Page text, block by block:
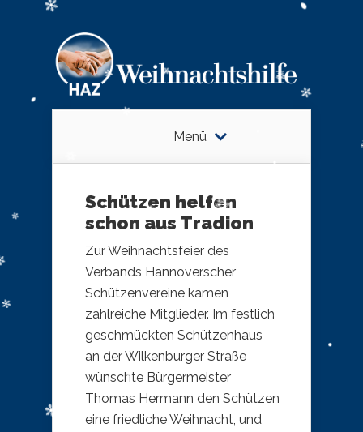
Menü
Schützen helfen
schon aus Tradion
Zur Weihnachtsfeier des
Verbands Hannoverscher
Schützenvereine kamen
zahlreiche Mitglieder. Im festlich
geschmückten Schützenhaus
an der Wilkenburger Straße
wünschte Bürgermeister
Thomas Hermann den Schützen
eine friedliche Weihnacht, und